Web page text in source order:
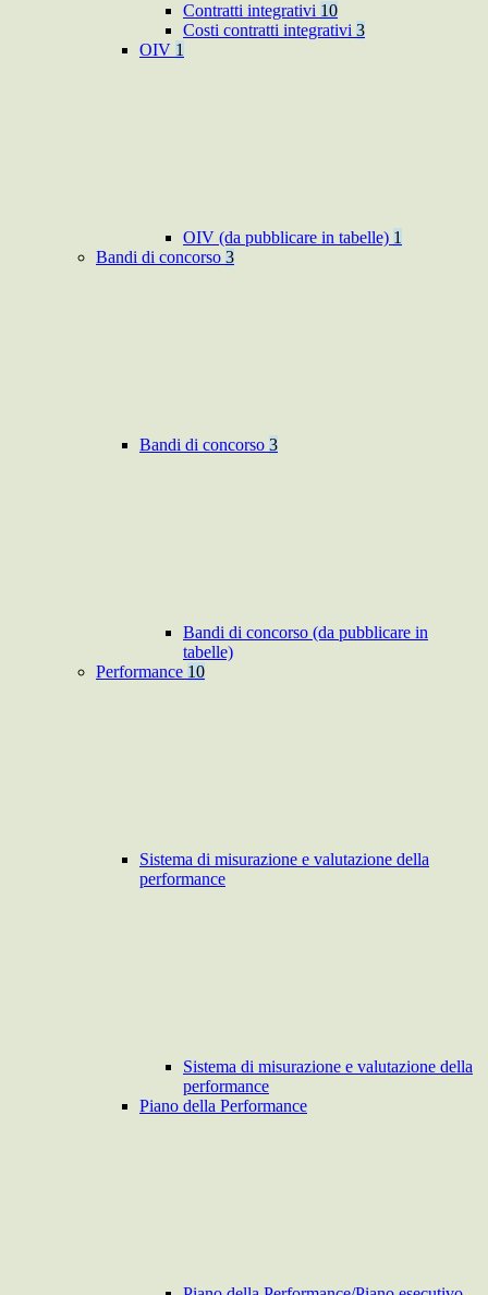
Contratti integrativi 10
Costi contratti integrativi 3
OIV 1
OIV (da pubblicare in tabelle) 1
Bandi di concorso 3
Bandi di concorso 3
Bandi di concorso (da pubblicare in
tabelle)
Performance 10
Sistema di misurazione e valutazione della
performance
Sistema di misurazione e valutazione della
performance
Piano della Performance